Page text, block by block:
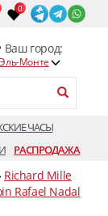
0
Ваш город:
Эль-Монте
ЧАСЫ
РАСПРОДАЖА
Richard Mille
Rafael Nadal